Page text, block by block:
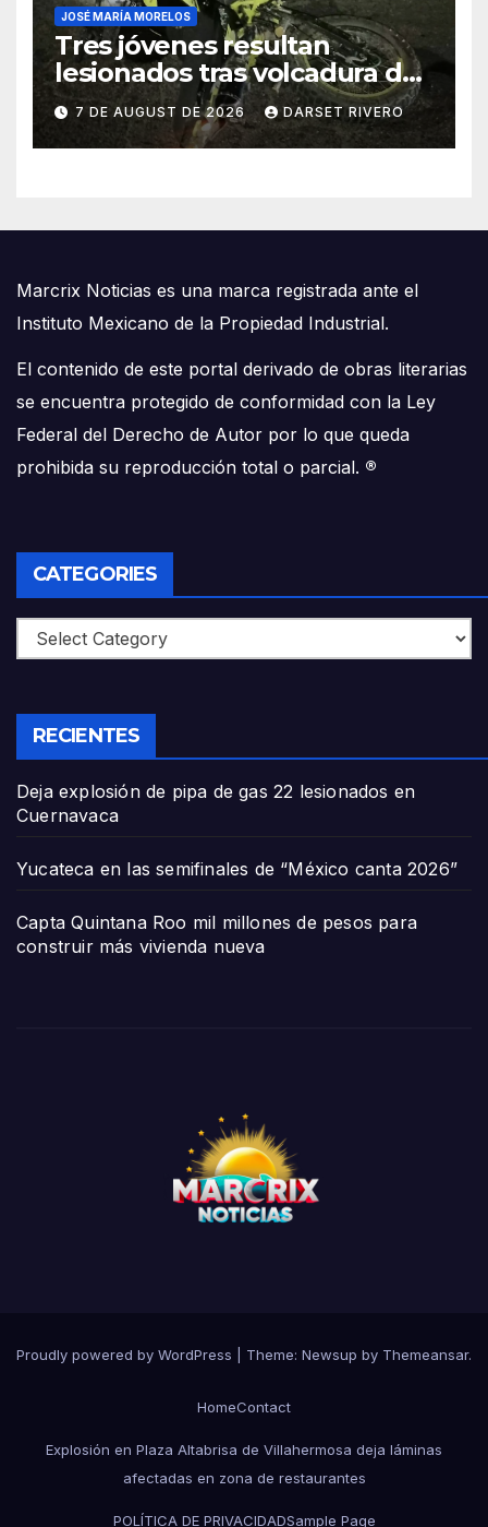
JOSÉ MARÍA MORELOS
Tres jóvenes resultan
lesionados tras volcadura de
una moto al intentar esquivar
a un perro en José María
Morelos
7 DE AUGUST DE 2026 DARSET RIVERO
Marcrix Noticias es una marca registrada ante el
Instituto Mexicano de la Propiedad Industrial.
El contenido de este portal derivado de obras literarias
se encuentra protegido de conformidad con la Ley
Federal del Derecho de Autor por lo que queda
prohibida su reproducción total o parcial. ®
CATEGORIES
Categories
RECIENTES
Deja explosión de pipa de gas 22 lesionados en
Cuernavaca
Yucateca en las semifinales de “México canta 2026”
Capta Quintana Roo mil millones de pesos para
construir más vivienda nueva
Proudly powered by WordPress Theme: Newsup by Themeansar.
HomeContact
Explosión en Plaza Altabrisa de Villahermosa deja láminas
afectadas en zona de restaurantes
POLÍTICA DE PRIVACIDADSample Page